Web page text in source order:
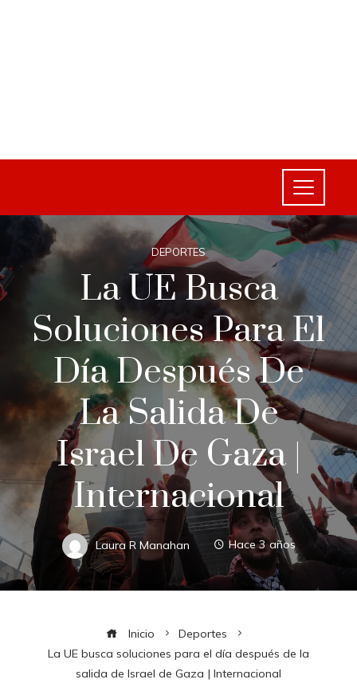
DEPORTES
La UE Busca
Soluciones Para El
Día Después De
La Salida De
Israel De Gaza |
Internacional
Laura R Manahan Hace 3 años
Inicio
Deportes
La UE busca soluciones para el día después de la
salida de Israel de Gaza | Internacional